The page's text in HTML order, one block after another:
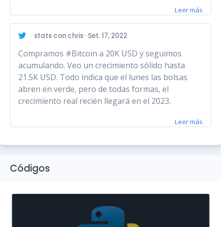
Leer más
stats con chris · Set. 17, 2022
Compramos #Bitcoin a 20K USD y seguimos
acumulando. Veo un crecimiento sólido hasta
21.5K USD. Todo indica que el lunes las bolsas
abren en verde, pero de todas formas, el
crecimiento real recién llegará en el 2023.
Leer más
Códigos